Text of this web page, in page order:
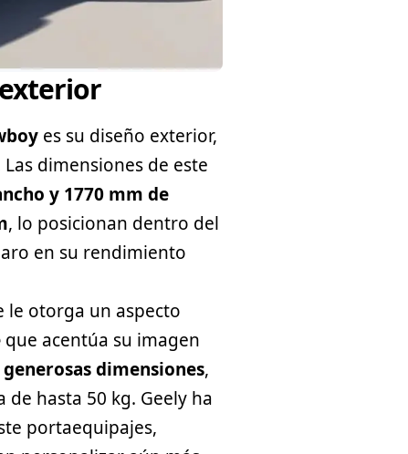
es su diseño exterior,
dimensiones de este
y 1770 mm de
, lo posicionan dentro del
en su rendimiento
le otorga un aspecto
que acentúa su imagen
dimensiones,
de hasta 50 kg. Geely ha
portaequipajes,